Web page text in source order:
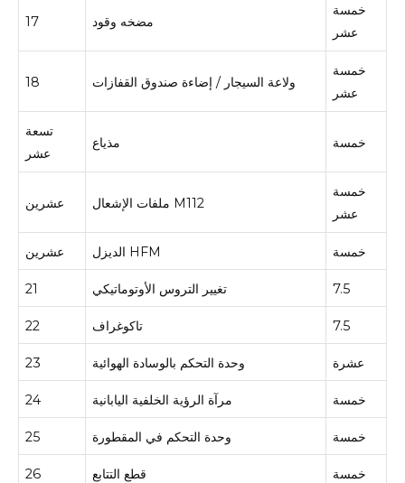
17 مضخه وقود
خمسة
عشر
18 ولاعة السيجار / إضاءة صندوق القفازات
خمسة
عشر
تسعة
عشر
مذياع خمسة
عشرين ملفات الإشعال M112
خمسة
عشر
عشرين الديزل HFM خمسة
21 تغيير التروس الأوتوماتيكي 7.5
22 تاكوغراف 7.5
23 وحدة التحكم بالوسادة الهوائية عشرة
24 مرآة الرؤية الخلفية اليابانية خمسة
25 وحدة التحكم في المقطورة خمسة
26 قطع التتابع خمسة